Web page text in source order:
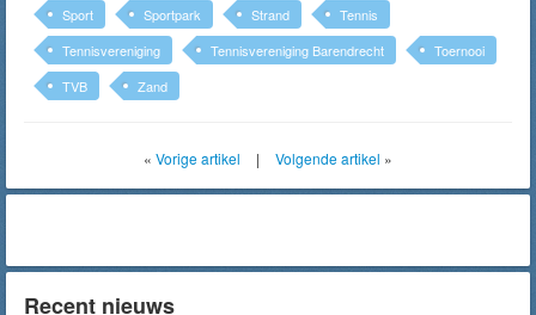
Sport
Sportpark Strand
Tennis
Tennisvereniging
Tennisvereniging Barendrecht
Toernooi
TVB
Zand
« Vorige artikel | Volgende artikel »
Recent nieuws